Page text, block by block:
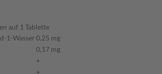
auf 1 Tablette
1-Wasser0,25 mg
0,17 mg
+
+